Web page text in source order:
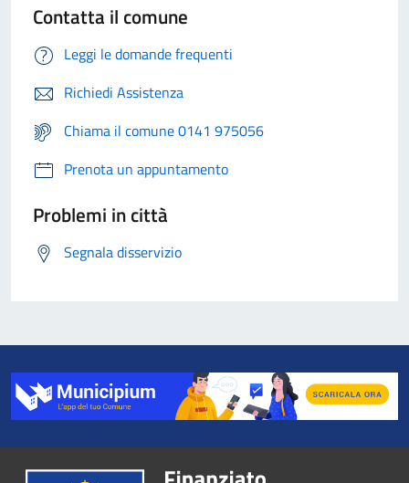
Contatta il comune
Leggi le domande frequenti
Richiedi Assistenza
Chiama il comune 0141 975056
Prenota un appuntamento
Problemi in città
Segnala disservizio